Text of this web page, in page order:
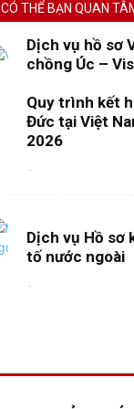
CÓ THỂ BẠN QUAN
Dịch vụ hồ sơ
chồng Úc –
Quy trình kết
Đức tại Việt
2026
-
Dịch vụ Hồ sơ
tố nước ngoài
-